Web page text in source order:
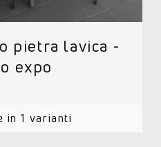
pietra lavica -
expo
in 1 varianti